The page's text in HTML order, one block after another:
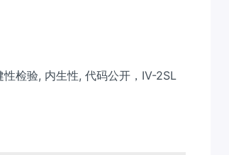
检验, 内生性, 代码公开，IV-2SL